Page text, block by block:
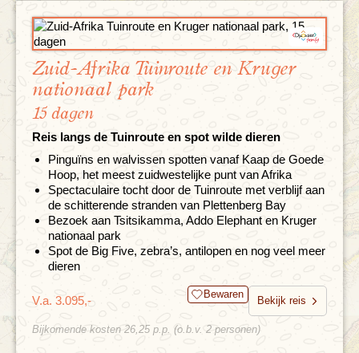
Zuid-Afrika Tuinroute en Kruger
nationaal park
15 dagen
Reis langs de Tuinroute en spot wilde dieren
Pinguïns en walvissen spotten vanaf Kaap de Goede
Hoop, het meest zuidwestelijke punt van Afrika
Spectaculaire tocht door de Tuinroute met verblijf aan
de schitterende stranden van Plettenberg Bay
Bezoek aan Tsitsikamma, Addo Elephant en Kruger
nationaal park
Spot de Big Five, zebra’s, antilopen en nog veel meer
dieren
V.a. 3.095,- Bewaren
Bekijk reis
Bijkomende kosten 26,25 p.p. (o.b.v. 2 personen)